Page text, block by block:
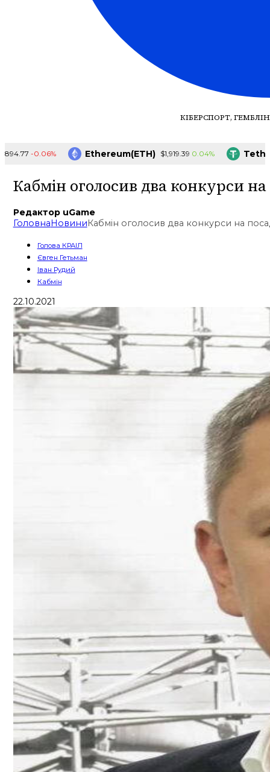
КІБЕРСПОРТ,
-0.06% Ethereum(ETH) $1,919.39 0.04%
Кабмін оголосив два конкурси
Редактор uGame
ГоловнаНовиниКабмін оголосив два конкурси на
Голова КРАІЛ
Євген Гетьман
Іван Рудий
Кабмін
22.10.2021